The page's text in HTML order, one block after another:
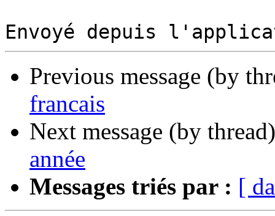
Previous message (by
francais
Next message (by
année
Messages triés par : [